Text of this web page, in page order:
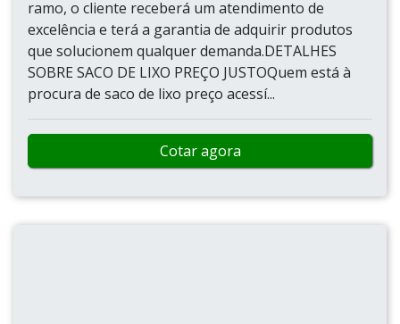
ramo, o cliente receberá um atendimento de
excelência e terá a garantia de adquirir produtos
que solucionem qualquer demanda.DETALHES
SOBRE SACO DE LIXO PREÇO JUSTOQuem está à
procura de saco de lixo preço acessí...
Cotar agora